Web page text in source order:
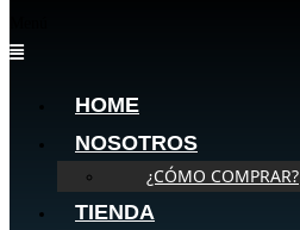
HOME
NOSOTROS
¿CÓMO COMPRAR?
TIENDA